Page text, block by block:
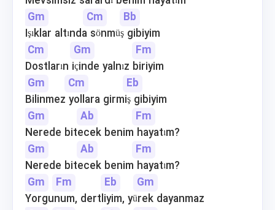
Gm
Cm
Bb
Işıklar altında sönmüş gibiyim
Cm
Gm
Fm
Dostların içinde yalnız biriyim
Gm
Cm
Eb
Bilinmez yollara girmiş gibiyim
Gm
Ab
Fm
Nerede bitecek benim hayatım?
Gm
Ab
Fm
Nerede bitecek benim hayatım?
Gm
Fm Eb
Gm
Yorgunum, dertliyim, yürek dayanmaz